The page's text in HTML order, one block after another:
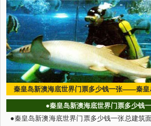
秦皇岛新澳海底世界门票多少钱一张——秦皇
●秦皇岛新澳海底世界门票多少钱
●秦皇岛新澳海底世界门票多少钱一张总建筑